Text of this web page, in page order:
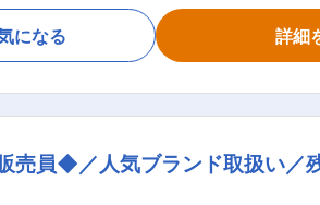
土木部と建築部に分かれており、平均年
在、建築設計の専属者は2名（男性
） ・長野県ＳＤＧｓ推進企業 ・社員
・健康経営優良法人認証企業
になる 詳細
売員◆／人気ブランド取扱い／